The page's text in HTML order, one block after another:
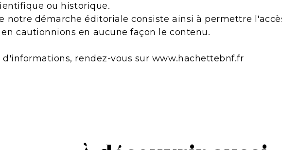
ou historique.
notre démarche éditoriale consiste ainsi à permettre
cautionnions en aucune façon le contenu.
d'informations, rendez-vous sur www.hachettebnf.fr